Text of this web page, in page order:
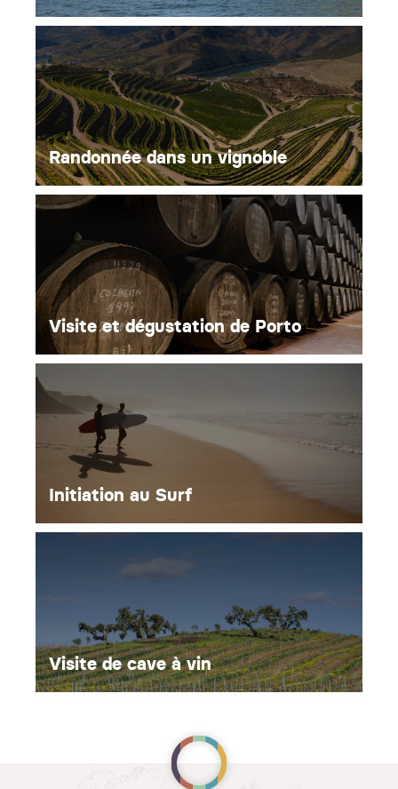
Randonnée dans un vignoble
Visite et dégustation de Porto
Initiation au Surf
Visite de cave à vin